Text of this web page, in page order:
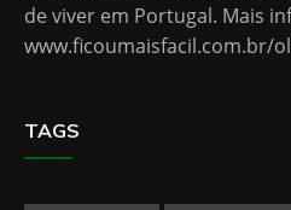
de viver em Portugal. Mais
www.ficoumaisfacil.com.br/
TAGS